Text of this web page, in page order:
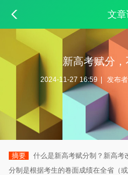
文
新高考赋分，
2024-11-27 16:59 | 发布
摘要
什么是新高考赋分制？新高考
分制是根据考生的卷面成绩在全省（